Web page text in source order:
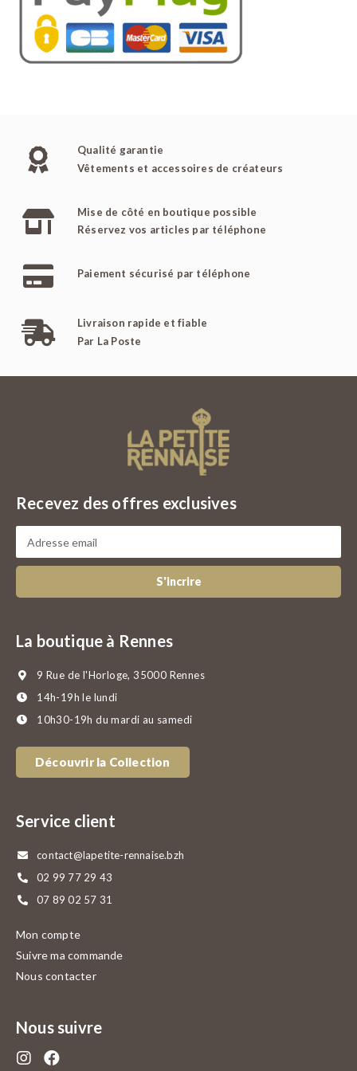
Qualité garantie
Vêtements et accessoires de créateurs
Mise de côté en boutique possible
Réservez vos articles par téléphone
Paiement sécurisé par téléphone
Livraison rapide et fiable
Par La Poste
Recevez des offres exclusives
S'incrire
La boutique à Rennes
9 Rue de l'Horloge, 35000 Rennes
14h-19h le lundi
10h30-19h du mardi au samedi
Découvrir la Collection
Service client
contact@lapetite-rennaise.bzh
02 99 77 29 43
07 89 02 57 31
Mon compte
Suivre ma commande
Nous contacter
Nous suivre